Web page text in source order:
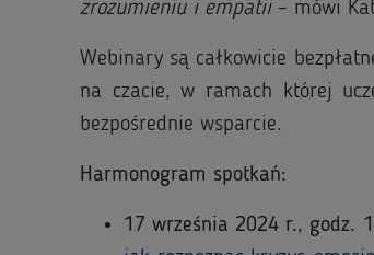
zrozumieniu i empatii – mówi
Webinary są całkowicie
na czacie, w ramach której
bezpośrednie wsparcie.
Harmonogram spotkań:
17 września 2024 r., godz.